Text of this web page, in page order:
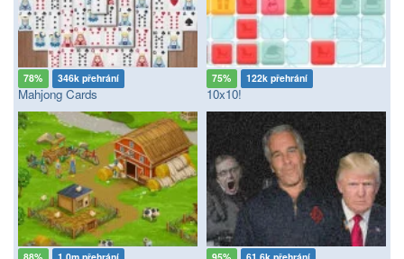
78% 346k přehrání
Mahjong Cards
75% 122k přehrání
10x10!